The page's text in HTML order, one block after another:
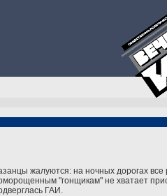
жалуются: на ночных дорогах
"гонщикам" не хватает
ГАИ.